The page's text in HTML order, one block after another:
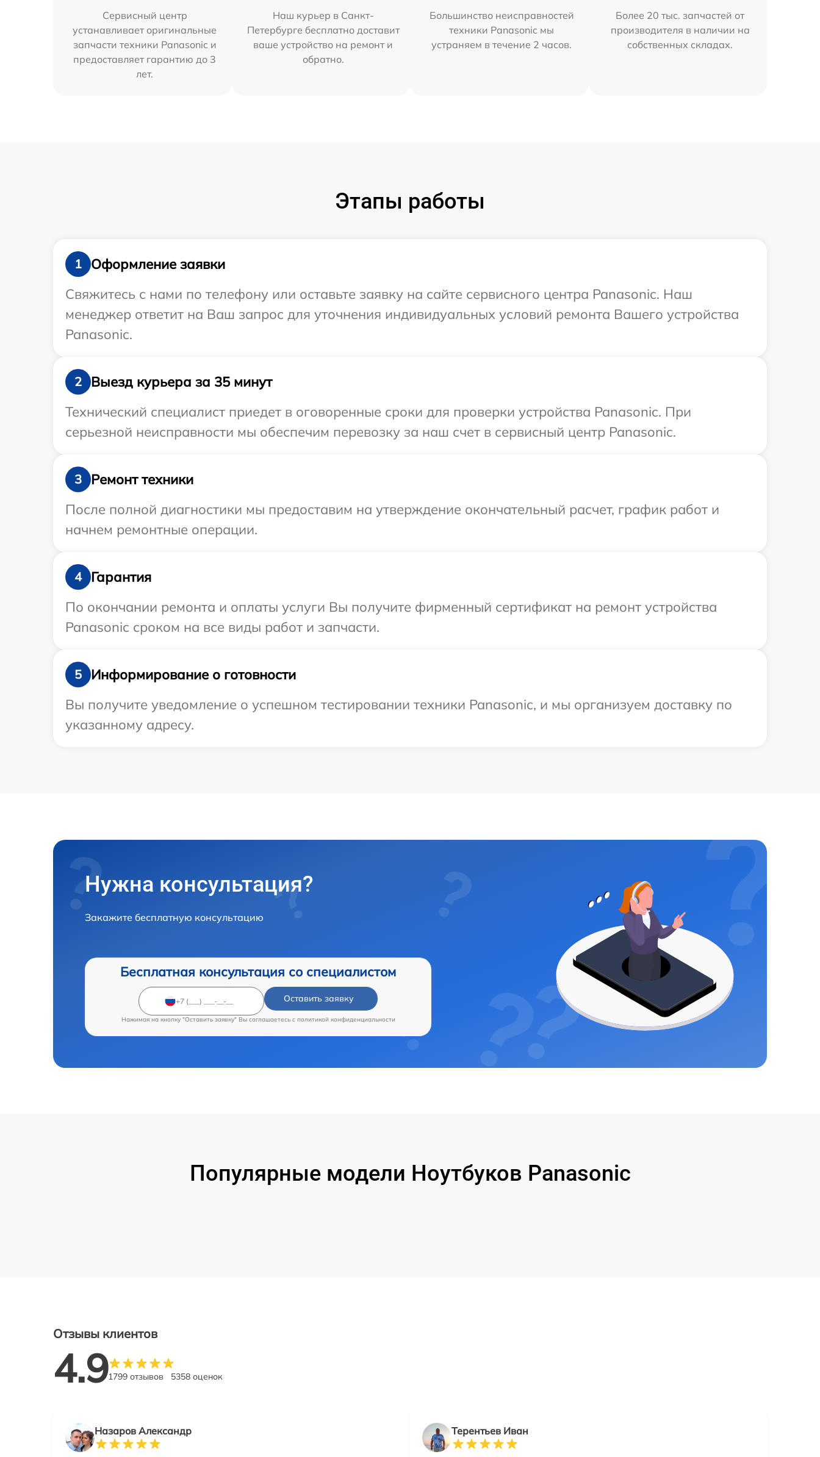
Сервисный центр
устанавливает оригинальные
запчасти техники Panasonic и
предоставляет гарантию до 3
лет.
Наш курьер в Санкт-
Петербурге бесплатно доставит
ваше устройство на ремонт и
обратно.
Большинство неисправностей
техники Panasonic мы
устраняем в течение 2 часов.
Более 20 тыс. запчастей от
производителя в наличии на
собственных складах.
Этапы работы
1
Оформление заявки
Свяжитесь с нами по телефону или оставьте заявку на сайте сервисного центра Panasonic. Наш
менеджер ответит на Ваш запрос для уточнения индивидуальных условий ремонта Вашего устройства
Panasonic.
2
Выезд курьера за 35 минут
Технический специалист приедет в оговоренные сроки для проверки устройства Panasonic. При
серьезной неисправности мы обеспечим перевозку за наш счет в сервисный центр Panasonic.
3
Ремонт техники
После полной диагностики мы предоставим на утверждение окончательный расчет, график работ и
начнем ремонтные операции.
4
Гарантия
По окончании ремонта и оплаты услуги Вы получите фирменный сертификат на ремонт устройства
Panasonic сроком на все виды работ и запчасти.
5
Информирование о готовности
Вы получите уведомление о успешном тестировании техники Panasonic, и мы организуем доставку по
указанному адресу.
Нужна консультация?
Закажите бесплатную консультацию
Бесплатная консультация со специалистом
Оставить заявку
Нажимая на кнопку "Оставить заявку" Вы соглашаетесь c политикой конфиденциальности
Популярные модели Ноутбуков Panasonic
Отзывы клиентов
4.91799 отзывов 5358 оценок
Назаров Александр Терентьев Иван